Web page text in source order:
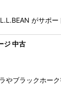
込む
がサポ
ジ 中古
ブラックホー